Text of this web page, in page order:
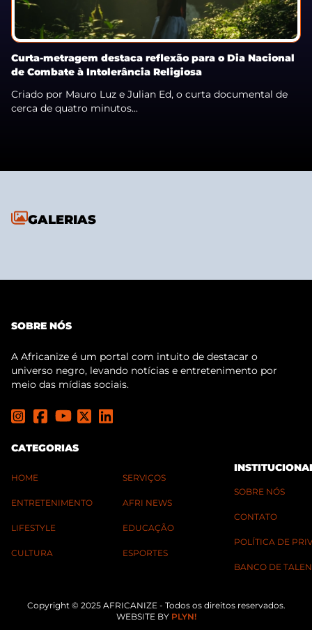
Curta-metragem destaca reflexão para o Dia Nacional
de Combate à Intolerância Religiosa
Criado por Mauro Luz e Julian Ed, o curta documental de
cerca de quatro minutos...
GALERIAS
SOBRE NÓS
A Africanize é um portal com intuito de destacar o
universo negro, levando notícias e entretenimento por
meio das mídias sociais.
CATEGORIAS
HOME
ENTRETENIMENTO
LIFESTYLE
CULTURA
SERVIÇOS
AFRI NEWS
EDUCAÇÃO
ESPORTES
SOBRE NÓS
CONTATO
POLÍTICA DE
BANCO DE
Copyright © 2025 AFRICANIZE - Todos os direitos reservados.
WEBSITE BY PLYN!